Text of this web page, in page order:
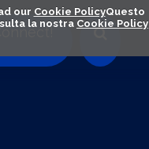
our Cookie PolicyQuesto
la nostra Cookie Policy